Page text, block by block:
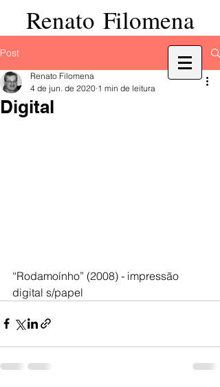
Renato Filomena
Post
Digital
Renato Filomena
4 de jun. de 2020 1 min de leitura
“Rodamoínho” (2008) - impressão
digital s/papel